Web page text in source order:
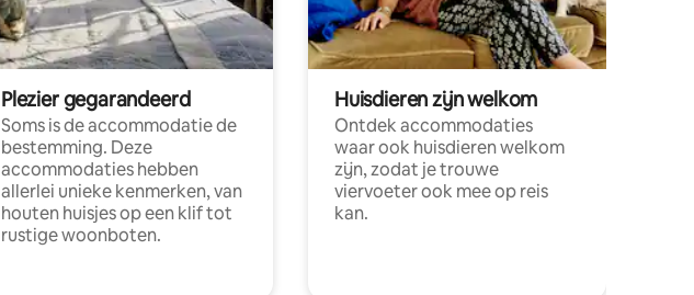
Plezier gegarandeerd
Soms is de accommodatie de
bestemming. Deze
accommodaties hebben
allerlei unieke kenmerken, van
houten huisjes op een klif tot
rustige woonboten.
Huisdieren zijn welkom
Ontdek accommodaties
waar ook huisdieren welkom
zijn, zodat je trouwe
viervoeter ook mee op reis
kan.